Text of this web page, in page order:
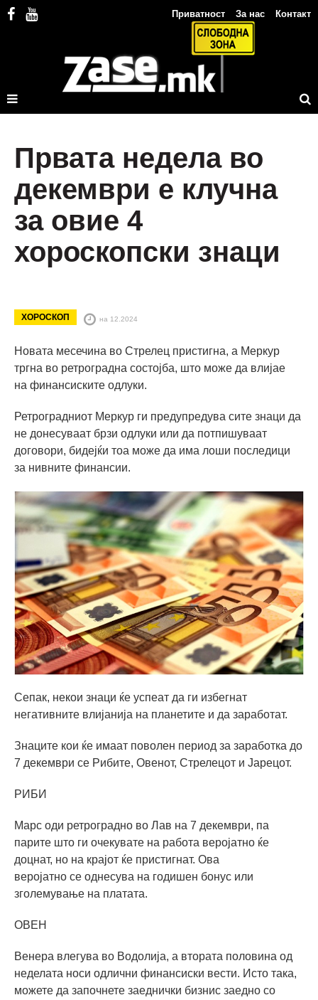
Приватност За нас Контакт
Првата недела во
декември е клучна
за овие 4
хороскопски знаци
ХОРОСКОП на 12.2024
Новата месечина во Стрелец пристигна, а Меркур
тргна во ретроградна состојба, што може да влијае
на финансиските одлуки.
Ретроградниот Меркур ги предупредува сите знаци да
не донесуваат брзи одлуки или да потпишуваат
договори, бидејќи тоа може да има лоши последици
за нивните финансии.
Сепак, некои знаци ќе успеат да ги избегнат
негативните влијанија на планетите и да заработат.
Знаците кои ќе имаат поволен период за заработка до
7 декември се Рибите, Овенот, Стрелецот и Јарецот.
РИБИ
Марс оди ретроградно во Лав на 7 декември, па
парите што ги очекувате на работа веројатно ќе
доцнат, но на крајот ќе пристигнат. Ова
веројатно се однесува на годишен бонус или
зголемување на платата.
ОВЕН
Венера влегува во Водолија, а втората половина од
неделата носи одлични финансиски вести. Исто така,
можете да започнете заеднички бизнис заедно со